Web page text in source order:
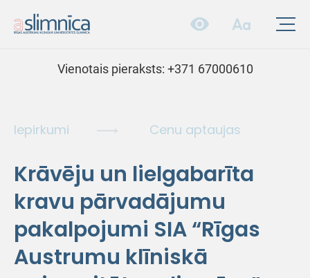
Vienotais pieraksts: +371 67000610
Iepirkumi Cenu aptaujas
Krāvēju un lielgabarīta
kravu pārvadājumu
pakalpojumi SIA “Rīgas
Austrumu klīniskā